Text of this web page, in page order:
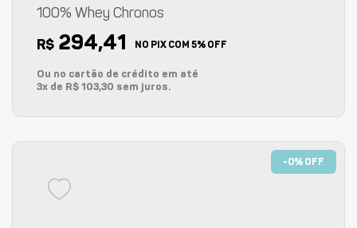
100% Whey Chronos
R$ 294,41 NO PIX COM 5% OFF
Ou no cartão de crédito em até
3x de R$ 103,30 sem juros.
-0% OFF